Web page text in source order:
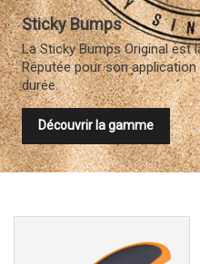
Sticky Bumps
La Sticky Bumps Original est
Réputée pour son
durée.
Découvrir la gamme